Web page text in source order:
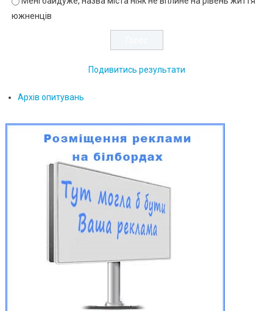
южненців
Подивитись результати
Архів опитувань